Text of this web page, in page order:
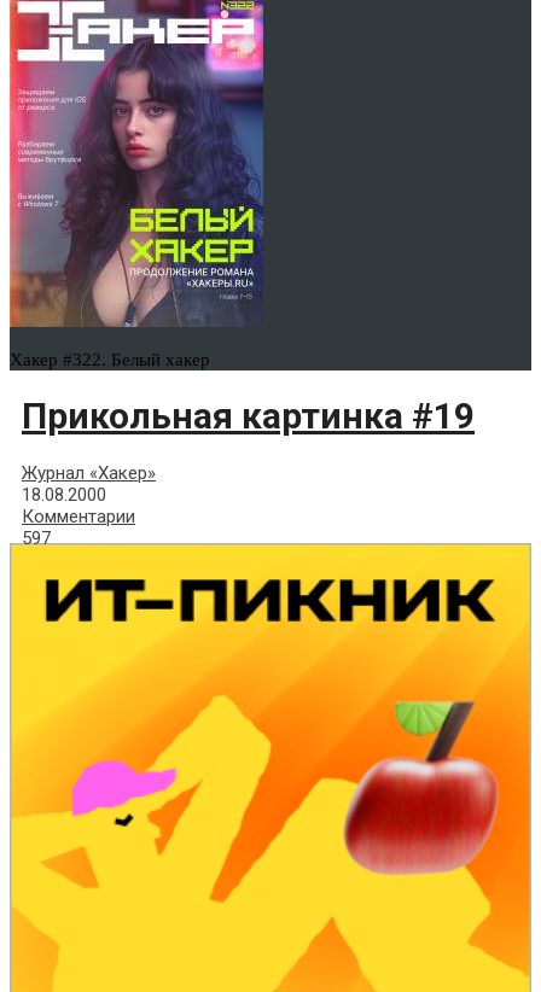
Хакер #322. Белый хакер
Прикольная картинка #19
Журнал «Хакер»
18.08.2000
Комментарии
597